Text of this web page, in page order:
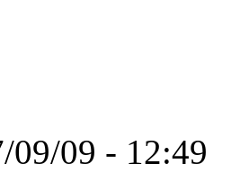
09/09 - 12:49